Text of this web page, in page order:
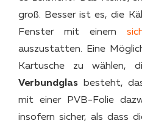
groß. Besser ist es, die
Fenster mit einem
auszustatten. Eine
Kartusche zu wählen,
Verbundglas besteht,
mit einer PVB-Folie
insofern sicher, als dass